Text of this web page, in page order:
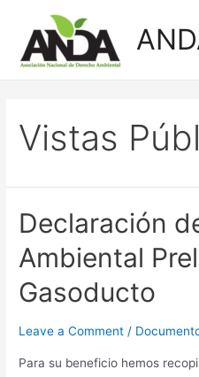
content
Vistas
Declaración
Ambiental
Gasoducto
Leave a Comment /
Para su beneficio hemos